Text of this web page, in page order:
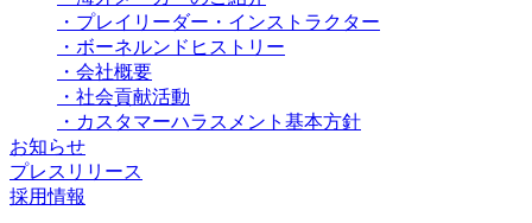
・プレイリーダー・インストラクター
・ボーネルンドヒストリー
・会社概要
・社会貢献活動
・カスタマーハラスメント基本方針
お知らせ
プレスリリース
採用情報